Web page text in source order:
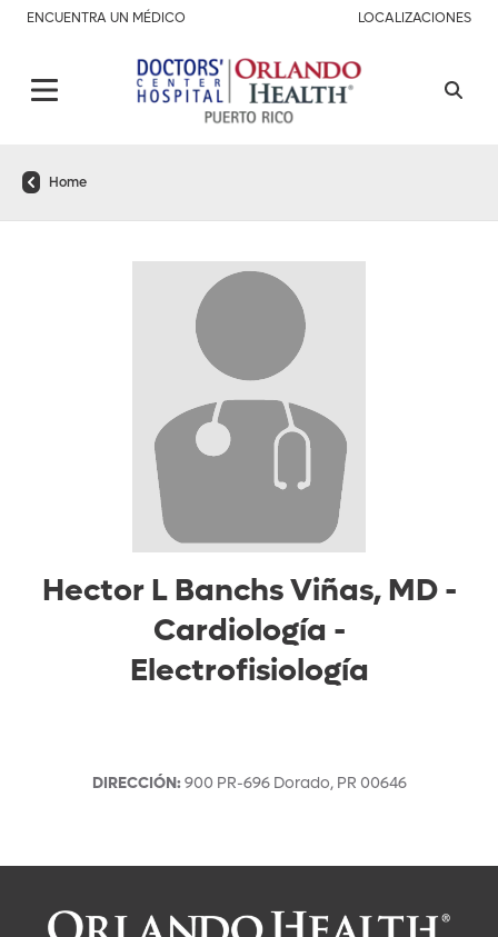
ENCUENTRA UN MÉDICO LOCALIZACIONES
Home
Hector L Banchs Viñas, MD -
Cardiología -
Electrofisiología
DIRECCIÓN:900 PR-696 Dorado, PR 00646
Solicitar una cita con: